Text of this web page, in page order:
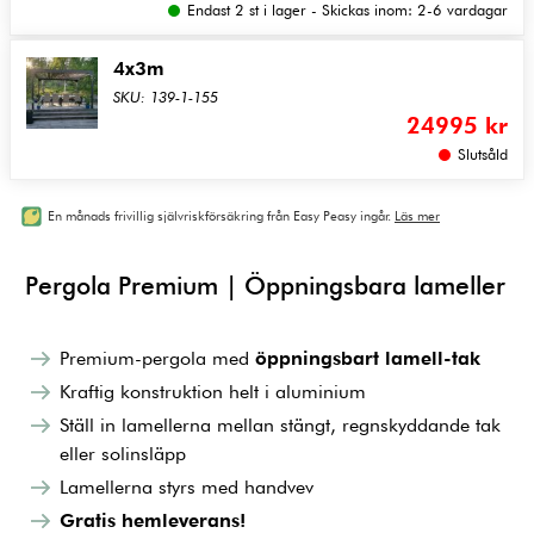
Endast 2 st i lager - Skickas inom: 2-6 vardagar
4x3m
SKU: 139-1-155
24995 kr
Slutsåld
En månads frivillig självriskförsäkring från Easy Peasy ingår. Läs mer
Pergola Premium | Öppningsbara lameller
Premium-pergola med öppningsbart lamell-tak
Kraftig konstruktion helt i aluminium
Ställ in lamellerna mellan stängt, regnskyddande tak
eller solinsläpp
Lamellerna styrs med handvev
Gratis hemleverans!